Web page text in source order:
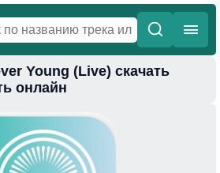
Young (Live) скачать
онлайн